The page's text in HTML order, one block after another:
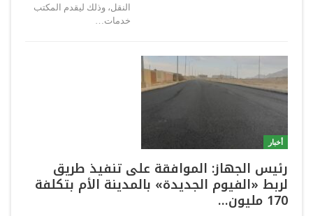
النقل، وذلك ليقدم المكتب
خدمات…
أخبار
رئيس الجهاز: الموافقة على تنفيذ طريق
لربط «الفيوم الجديدة» بالمدينة الأم بتكلفة
170 مليون…